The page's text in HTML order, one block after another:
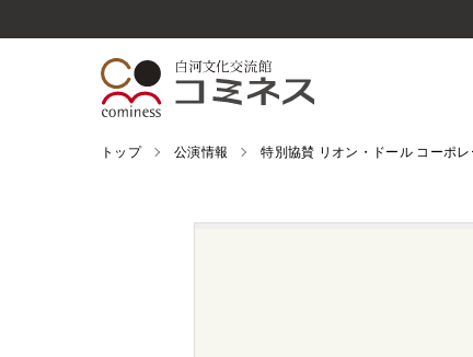
トップ 公演情報 特別協賛 リオン・ドール コーポ